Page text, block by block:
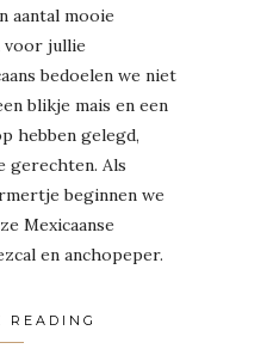
aantal mooie
voor jullie
bedoelen we niet
blikje mais en een
hebben gelegd,
gerechten. Als
beginnen we
Mexicaanse
en anchopeper.
READING